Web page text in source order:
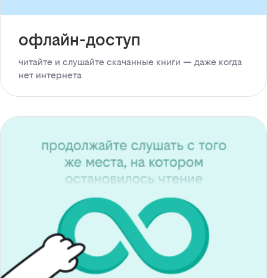
офлайн-доступ
читайте и слушайте скачанные книги — даже когда
нет интернета